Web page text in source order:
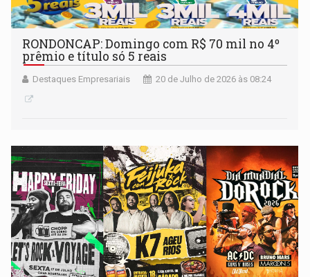
RONDONCAP: Domingo com R$ 70 mil no 4º
prêmio e título só 5 reais
Destaques Empresariais 20 de Julho de 2026 às 08:24